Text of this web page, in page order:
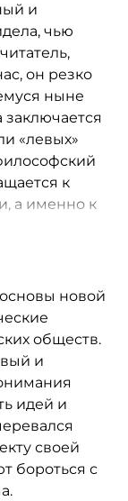
и
чью
он резко
ныне
«левых»
к
а именно к
В Европе
но,
мнению
новой
обществ.
и
идей и
своей
бороться с